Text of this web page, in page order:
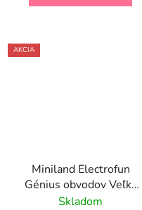
AKCIA
Miniland Electrofun
Génius obvodov Veľká
vedecká laboratórna
Skladom